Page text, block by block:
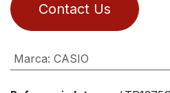
Contact Us
Marca: CASIO